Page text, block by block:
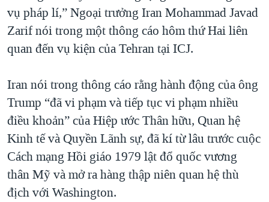
vụ pháp lí,” Ngoại trưởng Iran Mohammad Javad
Zarif nói trong một thông cáo hôm thứ Hai liên
quan đến vụ kiện của Tehran tại ICJ.
Iran nói trong thông cáo rằng hành động của ông
Trump “đã vi phạm và tiếp tục vi phạm nhiều
điều khoản” của Hiệp ước Thân hữu, Quan hệ
Kinh tế và Quyền Lãnh sự, đã kí từ lâu trước cuộc
Cách mạng Hồi giáo 1979 lật đổ quốc vương
thân Mỹ và mở ra hàng thập niên quan hệ thù
địch với Washington.